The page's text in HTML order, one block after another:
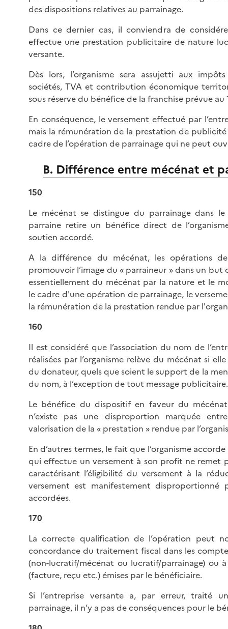
des dispositions relatives au parrainage.
Dans ce dernier cas, il conviendra de
effectue une prestation publicitaire de nature
versante.
Dès lors, l’organisme sera assujetti aux
sociétés, TVA et contribution économique
sous réserve du bénéfice de la franchise prévue au
En conséquence, le versement effectué par
mais la rémunération de la prestation de publicité
cadre de l’opération de parrainage qui ne peut
B. Différence entre mécénat et
150
Le mécénat se distingue du parrainage dans
parraine retire un bénéfice direct de
soutien accordé.
A la différence du mécénat, les opérations
promouvoir l’image du « parraineur » dans un but
essentiellement du mécénat par la nature et le
le cadre d'une opération de parrainage, le
la rémunération de la prestation rendue par
160
Il est considéré que l’association du nom de
réalisées par l’organisme relève du mécénat si
du donateur, quels que soient le support de la
du nom, à l’exception de tout message publicitaire.
Le bénéfice du dispositif en faveur du mécénat
n’existe pas une disproportion marquée
valorisation de la « prestation » rendue par
En d’autres termes, le fait que l’organisme
qui effectue un versement à son profit ne remet
caractérisant l’éligibilité du versement à la
versement est manifestement
accordées.
170
La correcte qualification de l’opération peut
concordance du traitement fiscal dans les
(non-lucratif/mécénat ou lucratif/parrainage) ou
(facture, reçu etc.) émises par le bénéficiaire.
Si l’entreprise versante a, par erreur, traité
parrainage, il n’y a pas de conséquences pour le